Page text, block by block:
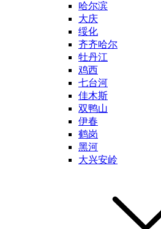
哈尔滨
大庆
绥化
齐齐哈尔
牡丹江
鸡西
七台河
佳木斯
双鸭山
伊春
鹤岗
黑河
大兴安岭